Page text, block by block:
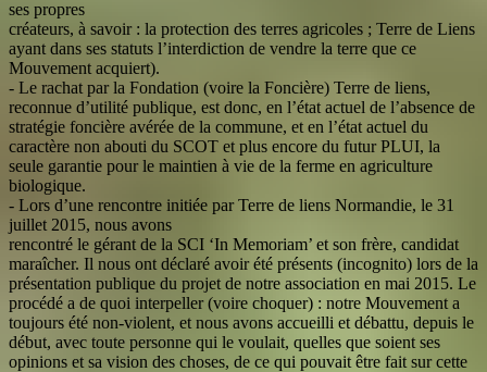
ses propres
créateurs, à savoir : la protection des terres agricoles ; Terre de Liens
ayant dans ses statuts l’interdiction de vendre la terre que ce
Mouvement acquiert).
- Le rachat par la Fondation (voire la Foncière) Terre de liens,
reconnue d’utilité publique, est donc, en l’état actuel de l’absence de
stratégie foncière avérée de la commune, et en l’état actuel du
caractère non abouti du SCOT et plus encore du futur PLUI, la
seule garantie pour le maintien à vie de la ferme en agriculture
biologique.
- Lors d’une rencontre initiée par Terre de liens Normandie, le 31
juillet 2015, nous avons
rencontré le gérant de la SCI ‘In Memoriam’ et son frère, candidat
maraîcher. Il nous ont déclaré avoir été présents (incognito) lors de la
présentation publique du projet de notre association en mai 2015. Le
procédé a de quoi interpeller (voire choquer) : notre Mouvement a
toujours été non-violent, et nous avons accueilli et débattu, depuis le
début, avec toute personne qui le voulait, quelles que soient ses
opinions et sa vision des choses, de ce qui pouvait être fait sur cette